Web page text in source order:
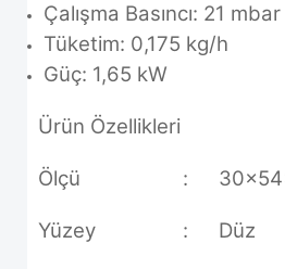
Çalışma Basıncı: 21 mbar
Tüketim: 0,175 kg/h
Güç: 1,65 kW
Ürün Özellikleri
Ölçü :
Yüzey : Düz